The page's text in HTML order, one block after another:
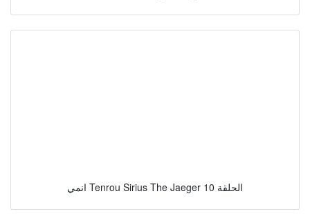
انمي Tenrou Sirius The Jaeger الحلقة 10